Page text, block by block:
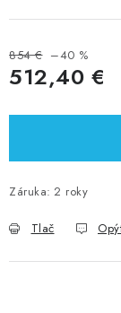
854 € –40 %
512,40 €
Záruka: 2 roky
Tlač